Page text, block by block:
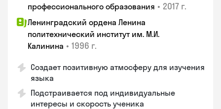
профессионального образования • 2017 г.
Ленинградский ордена Ленина
политехнический институт им. М.И.
Калинина • 1996 г.
Создает позитивную атмосферу для изучения
языка
Подстраивается под индивидуальные
интересы и скорость ученика